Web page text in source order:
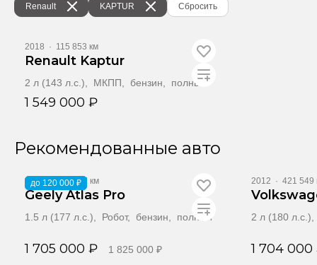
Renault KAPTUR Сбросить
2018 · 115 853 км
Renault Kaptur
2 л (143 л.с.), МКПП, бензин, полный
1 549 000 ₽
Рекомендованные авто
до 120 000 ₽
2022 ·124 707 км
Geely Atlas Pro
1.5 л (177 л.с.), Робот, бензин, полный
1 705 000 ₽ 1 825 000 ₽
2012 · 421 549
2 л (180
1 704 000